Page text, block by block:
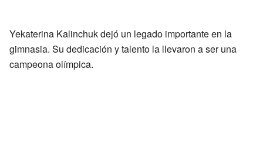
Yekaterina Kalinchuk dejó un legado importante en la
gimnasia. Su dedicación y talento la llevaron a ser una
campeona olímpica.